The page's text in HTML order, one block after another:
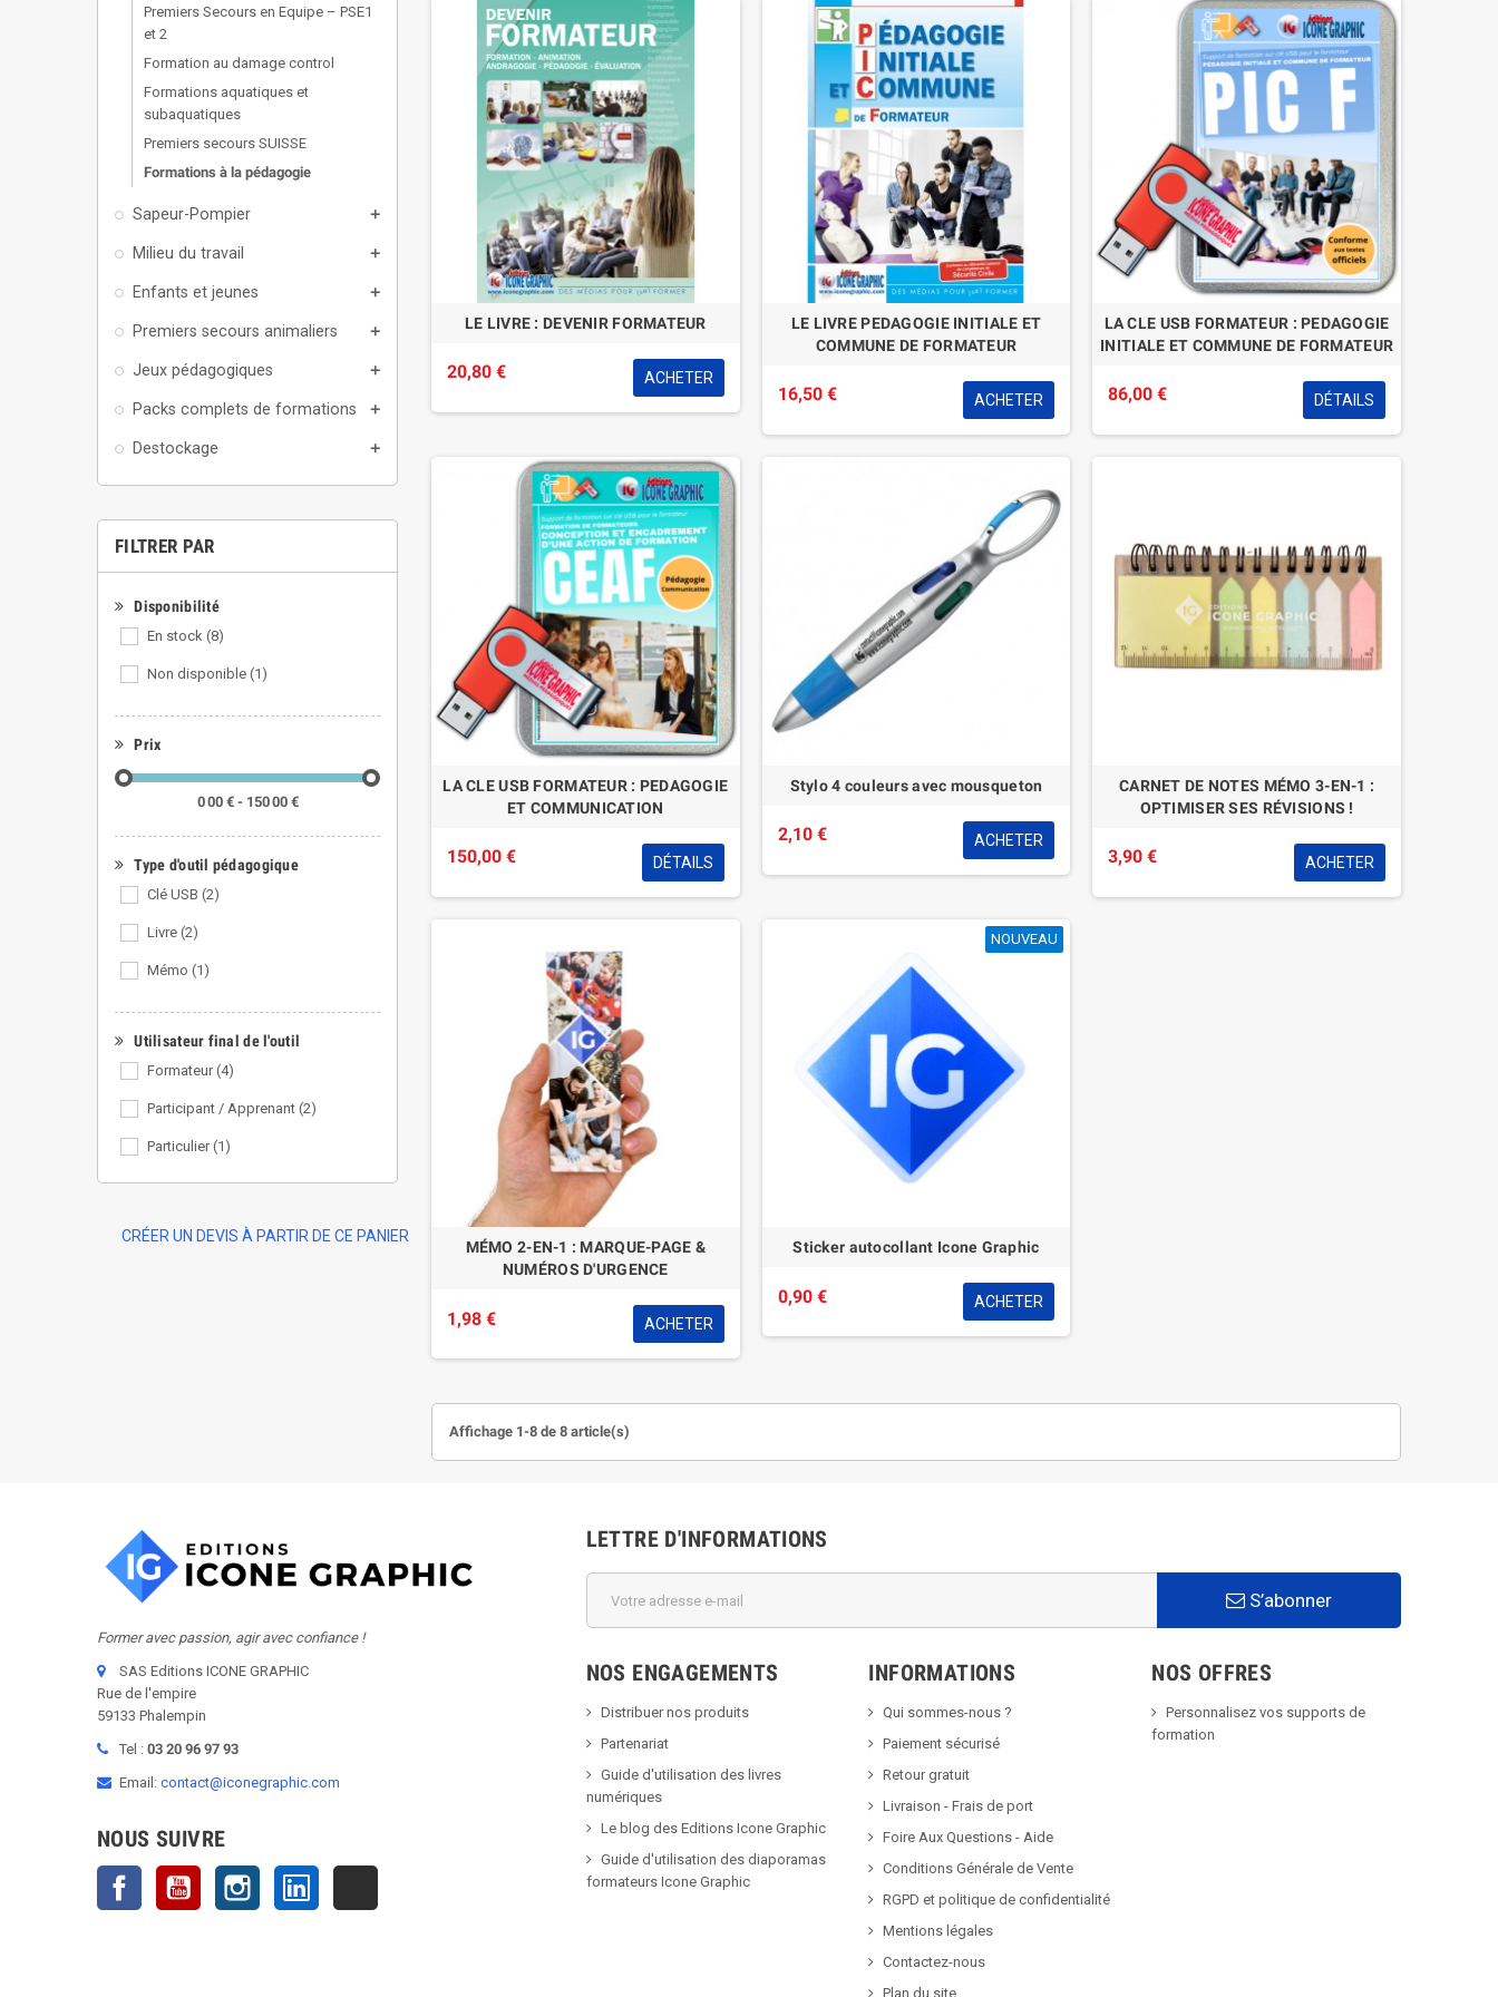
Premiers Secours en Equipe – PSE1
et 2
Formation au damage control
Formations aquatiques et
subaquatiques
Premiers secours SUISSE
Formations à la pédagogie
Sapeur-Pompier add
Milieu du travail add
Enfants et jeunes add
Premiers secours animaliers add
Jeux pédagogiques add
Packs complets de formations add
Destockage add
FILTRER PAR
Disponibilité
En stock (8)
Non disponible (1)
Prix
0 00 € - 150 00 €
Type d'outil pédagogique
Clé USB (2)
Livre (2)
Mémo (1)
Utilisateur final de l'outil
Formateur (4)
Participant / Apprenant (2)
Particulier (1)
CRÉER UN DEVIS À PARTIR DE CE PANIER
LE LIVRE : DEVENIR FORMATEUR
20,80 € ACHETER
LE LIVRE PEDAGOGIE INITIALE ET
COMMUNE DE FORMATEUR
16,50 € ACHETER
LA CLE USB FORMATEUR : PEDAGOGIE
INITIALE ET COMMUNE DE FORMATEUR
86,00 € DÉTAILS
LA CLE USB FORMATEUR : PEDAGOGIE
ET COMMUNICATION
150,00 € DÉTAILS
Stylo 4 couleurs avec mousqueton
2,10 € ACHETER
CARNET DE NOTES MÉMO 3-EN-1 :
OPTIMISER SES RÉVISIONS !
3,90 € ACHETER
MÉMO 2-EN-1 : MARQUE-PAGE &
NUMÉROS D'URGENCE
1,98 € ACHETER
NOUVEAU
NOUVEAU
Sticker autocollant Icone Graphic
0,90 € ACHETER
Affichage 1-8 de 8 article(s)
Former avec passion, agir avec confiance !
SAS Editions ICONE GRAPHIC
Rue de l'empire
59133 Phalempin
Tel : 03 20 96 97 93
Email: contact@iconegraphic.com
NOUS SUIVRE
Facebook YouTube Instagram
LETTRE D'INFORMATIONS
S’abonner
NOS ENGAGEMENTS
Distribuer nos produits
Partenariat
Guide d'utilisation des livres
numériques
Le blog des Editions Icone Graphic
Guide d'utilisation des diaporamas
formateurs Icone Graphic
INFORMATIONS
Qui sommes-nous ?
Paiement sécurisé
Retour gratuit
Livraison - Frais de port
Foire Aux Questions - Aide
Conditions Générale de Vente
RGPD et politique de confidentialité
Mentions légales
Contactez-nous
Plan du site
NOS OFFRES
Personnalisez vos supports de
formation